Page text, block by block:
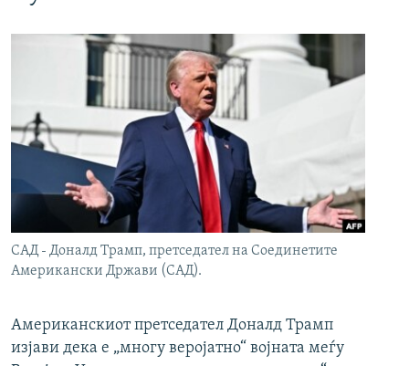
ПОДКАСТ ЗОШТО?
РСЕ веб страници
САД - Доналд Трамп, претседател на Соединетите
Американски Држави (САД).
Американскиот претседател Доналд Трамп
изјави дека е „многу веројатно“ војната меѓу